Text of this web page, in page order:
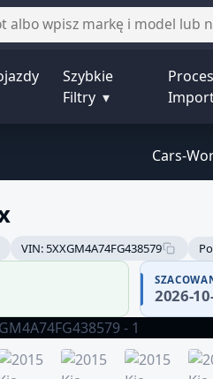
Szybkie
Filtry ▾
Proces
Cars-
VIN: 5XXGM4A74FG438579
2026-